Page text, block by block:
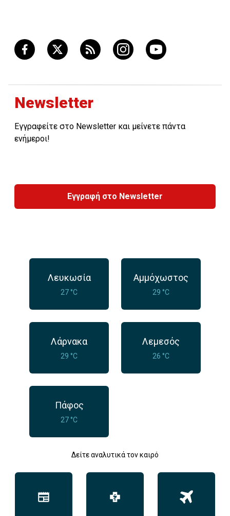
Newsletter
Εγγραφείτε στο Newsletter και μείνετε πάντα
ενήμεροι!
Εγγραφή στο Newsletter
Λευκωσία
27 °C
Αμμόχωστος
29 °C
Λάρνακα
29 °C
Λεμεσός
26 °C
Πάφος
27 °C
Δείτε αναλυτικά τον καιρό